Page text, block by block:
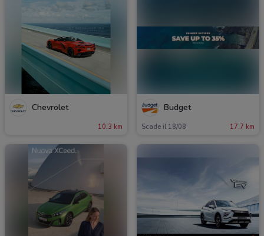
Chevrolet
10.3 km
Budget
Scade il 18/08 17.7 km